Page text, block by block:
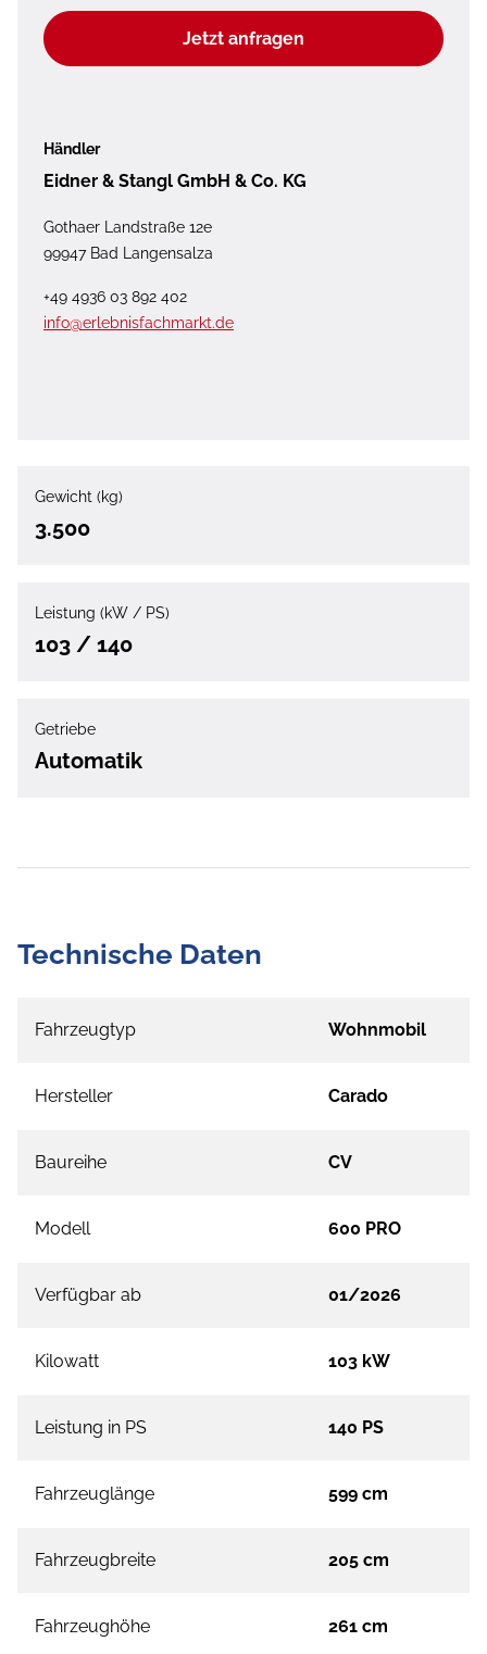
Jetzt anfragen
Händler
Eidner & Stangl GmbH & Co. KG
Gothaer Landstraße 12e
99947 Bad Langensalza
+49 4936 03 892 402
info@erlebnisfachmarkt.de
Gewicht (kg)
3.500
Leistung (kW / PS)
103 / 140
Getriebe
Automatik
Technische Daten
Fahrzeugtyp Wohnmobil
Hersteller Carado
Baureihe CV
Modell 600 PRO
Verfügbar ab 01/2026
Kilowatt 103 kW
Leistung in PS 140 PS
Fahrzeuglänge 599 cm
Fahrzeugbreite 205 cm
Fahrzeughöhe 261 cm